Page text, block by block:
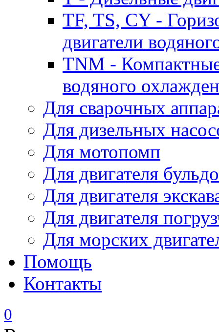
TF, TS, CY -
двигатели
TNM -
водяного
Для сварочных
Для дизельных
Для мотопомп
Для двигателя
Для двигателя
Для двигателя
Для морских
Помощь
Контакты
0